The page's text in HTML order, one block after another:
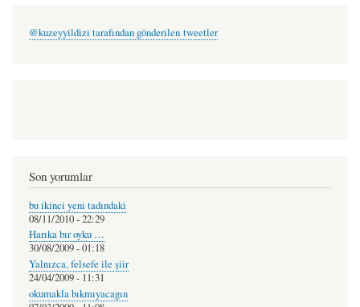
@kuzeyyildizi tarafından gönderilen tweetler
Son yorumlar
bu ikinci yeni tadındaki
08/11/2010 - 22:29
Harıka bır oyku …
30/08/2009 - 01:18
Yalnızca, felsefe ile şiir
24/04/2009 - 11:31
okumakla bıkmıyacagın